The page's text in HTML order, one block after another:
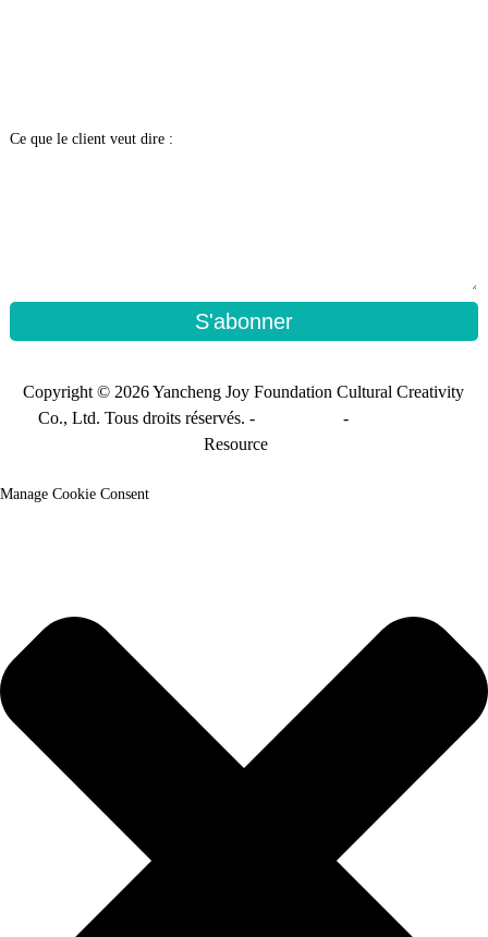
Ce que le client veut dire :
S'abonner
Copyright © 2026 Yancheng Joy Foundation Cultural Creativity
Co., Ltd. Tous droits réservés. -
-
Resource
Manage Cookie Consent